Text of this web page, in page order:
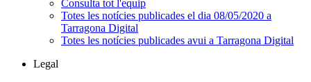
Consulta tot l'equip
Totes les notícies publicades el dia 08/05/2020 a
Tarragona Digital
Totes les notícies publicades avui a Tarragona Digital
Legal